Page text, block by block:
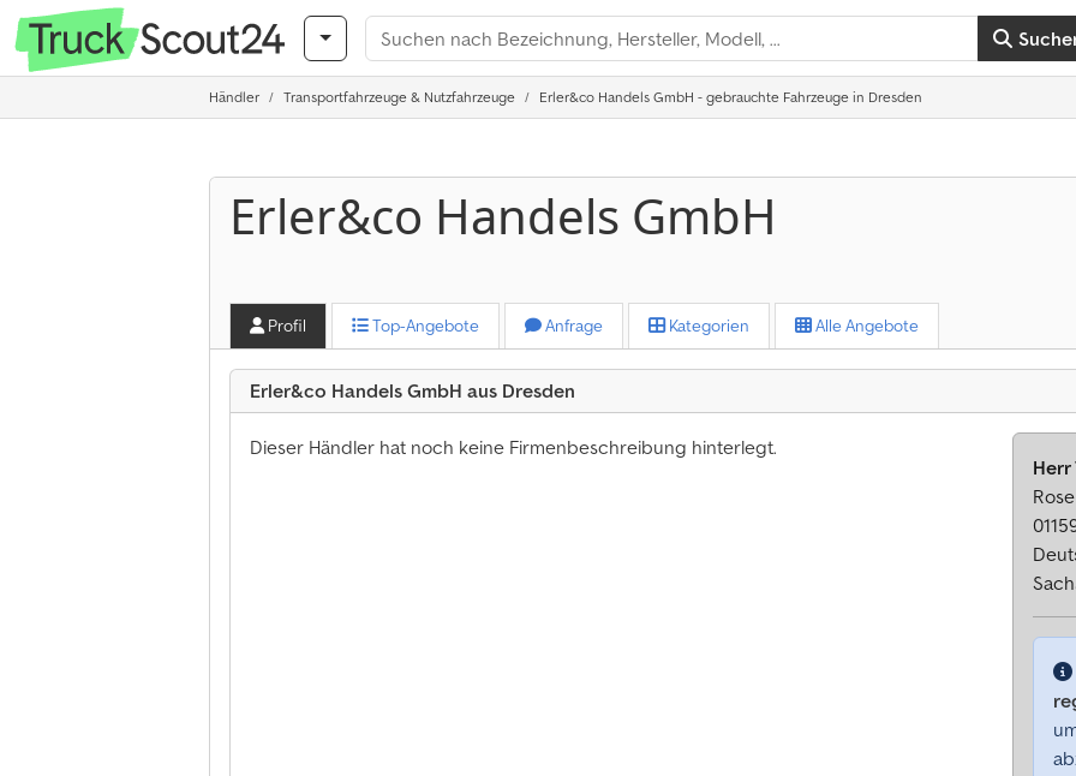
Händler Transportfahrzeuge & Nutzfahrzeuge Erler&co Handels GmbH - gebrauchte Fahrzeuge in Dresden
Erler&co Handels GmbH
Profil Top-Angebote Anfrage Kategorien Alle Angebote
Erler&co Handels GmbH aus Dresden
Dieser Händler hat noch keine Firmenbeschreibung hinterlegt.
Herr